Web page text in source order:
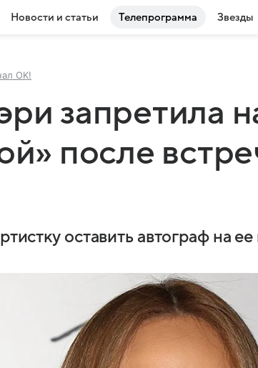
Новости и статьи Телепрограмма Звезды
OK!
запретила
после
оставить автограф на ее